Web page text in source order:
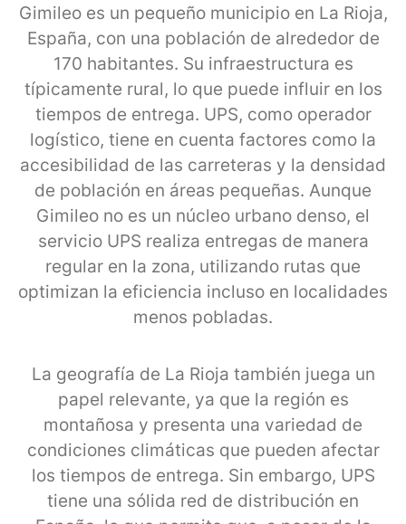
Gimileo es un pequeño municipio en La Rioja,
España, con una población de alrededor de
170 habitantes. Su infraestructura es
típicamente rural, lo que puede influir en los
tiempos de entrega. UPS, como operador
logístico, tiene en cuenta factores como la
accesibilidad de las carreteras y la densidad
de población en áreas pequeñas. Aunque
Gimileo no es un núcleo urbano denso, el
servicio UPS realiza entregas de manera
regular en la zona, utilizando rutas que
optimizan la eficiencia incluso en localidades
menos pobladas.
La geografía de La Rioja también juega un
papel relevante, ya que la región es
montañosa y presenta una variedad de
condiciones climáticas que pueden afectar
los tiempos de entrega. Sin embargo, UPS
tiene una sólida red de distribución en